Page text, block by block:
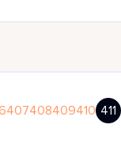
407408409410 411